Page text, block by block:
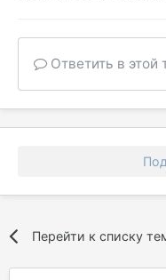
Ответить в этой
Перейти к списку